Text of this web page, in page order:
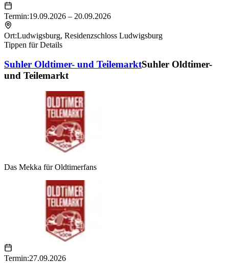
Termin:19.09.2026 – 20.09.2026
Ort:Ludwigsburg, Residenzschloss Ludwigsburg
Tippen für Details
Suhler Oldtimer- und TeilemarktSuhler Oldtimer-
und Teilemarkt
Das Mekka für Oldtimerfans
Termin:27.09.2026